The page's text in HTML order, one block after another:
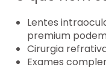
Lentes
premium
Cirurgia
Exames